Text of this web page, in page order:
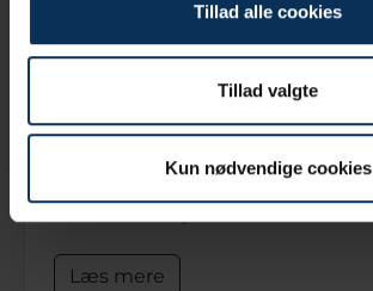
Tillad alle cookies
Tillad valgte
Kun nødvendige cookies
Persondatapolitik
Læs mere